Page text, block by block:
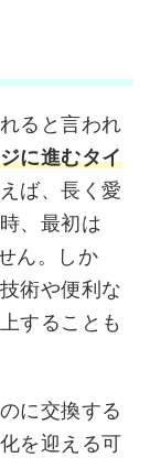
ると言われ
に進むタイ
ば、長く愛
、最初は
ん。しか
術や便利な
することも
に交換する
を迎える可